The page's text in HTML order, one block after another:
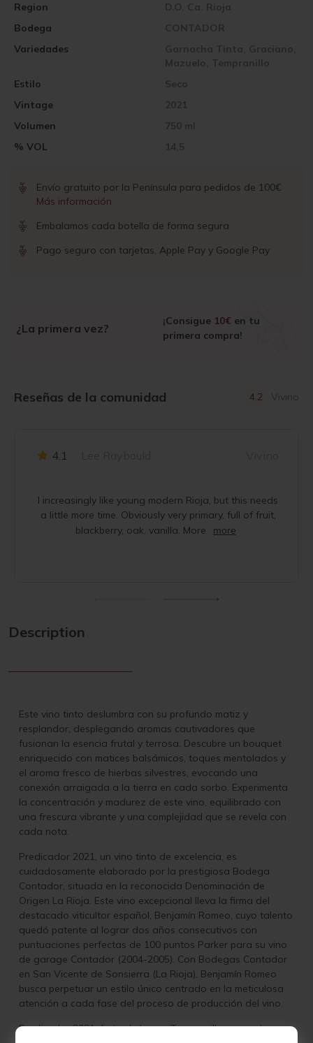
Vintage 2021
Region D.O. Ca. Rioja
Volumen 750 ml
Bodega CONTADOR
% VOL 14,5
Variedades
Garnacha Tinta, Graciano,
Mazuelo, Tempranillo
Estilo Seco
Envío gratuito por la Península para pedidos de 100€
Más información
Embalamos cada botella de forma segura
Pago seguro con tarjetas, Apple Pay y Google Pay
¿La primera vez?
¡Consigue 10€ en tu
primera compra!
Reseñas de la comunidad 4.2 Vivino
4.1
I increasingly like young modern Rioja, but this needs
a little more time. Obviously very primary, full of fruit,
blackberry, oak, vanilla. More
more
Description
Este vino tinto deslumbra con su profundo matiz y
resplandor, desplegando aromas cautivadores que
fusionan la esencia frutal y terrosa. Descubre un bouquet
enriquecido con matices balsámicos, toques mentolados y
el aroma fresco de hierbas silvestres, evocando una
conexión arraigada a la tierra en cada sorbo. Experimenta
la concentración y madurez de este vino, equilibrado con
una frescura vibrante y una complejidad que se revela con
cada nota.
Predicador 2021, un vino tinto de excelencia, es
cuidadosamente elaborado por la prestigiosa Bodega
Contador, situada en la reconocida Denominación de
Origen La Rioja. Este vino excepcional lleva la firma del
destacado viticultor español, Benjamín Romeo, cuyo talento
quedó patente al lograr dos años consecutivos con
puntuaciones perfectas de 100 puntos Parker para su vino
de garage Contador (2004-2005). Con Bodegas Contador
en San Vicente de Sonsierra (La Rioja), Benjamín Romeo
busca perpetuar un estilo único centrado en la meticulosa
atención a cada fase del proceso de producción del vino.
Predicador 2021, fruto de la uva Tempranillo con un toque